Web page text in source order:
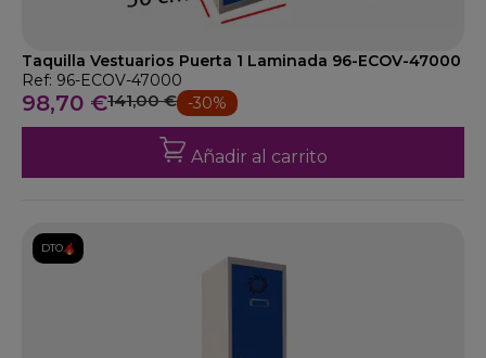
Taquilla Vestuarios Puerta 1 Laminada 96-ECOV-47000
Ref: 96-ECOV-47000
98,70 €141,00 € -30%
Añadir al carrito
DTO.